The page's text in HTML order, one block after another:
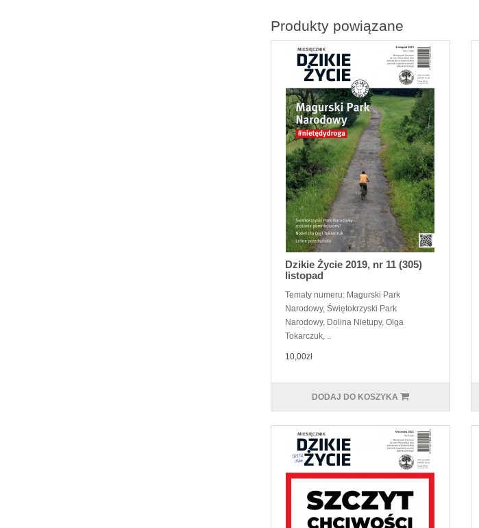
Produkty powiązane
Dzikie Życie 2019, nr 11 (305)
listopad
Tematy numeru: Magurski Park
Narodowy, Świętokrzyski Park
Narodowy, Dolina Nietupy, Olga
Tokarczuk, ..
10,00zł
DODAJ DO KOSZYKA